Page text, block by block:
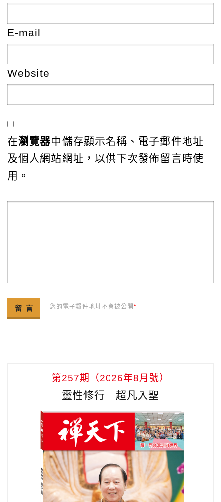
E-mail
Website
在瀏覽器中儲存顯示名稱、電子郵件地址
及個人網站網址，以供下次發佈留言時使
用。
您的電子郵件地址不會被公開*
第257期（2026年8月號）
靈性修行 超凡入聖